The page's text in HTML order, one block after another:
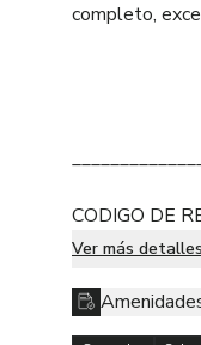
completo, excelente TERRAZA al frente , elevador,
CODIGO DE
Las medidas
y los
La publicación
Ver más detalles